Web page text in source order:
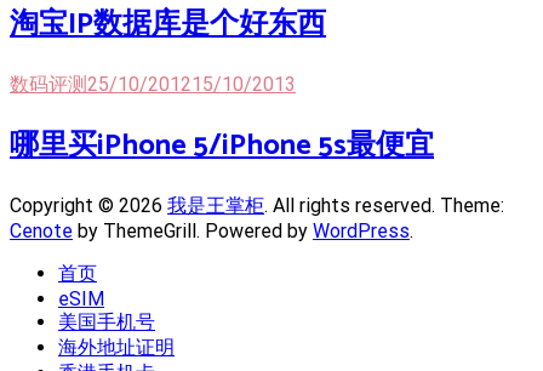
淘宝IP数据库是个好东西
数码评测25/10/201215/10/2013
哪里买iPhone 5/iPhone 5s最便宜
Copyright © 2026 我是王掌柜. All rights reserved. Theme:
Cenote by ThemeGrill. Powered by WordPress.
首页
eSIM
美国手机号
海外地址证明